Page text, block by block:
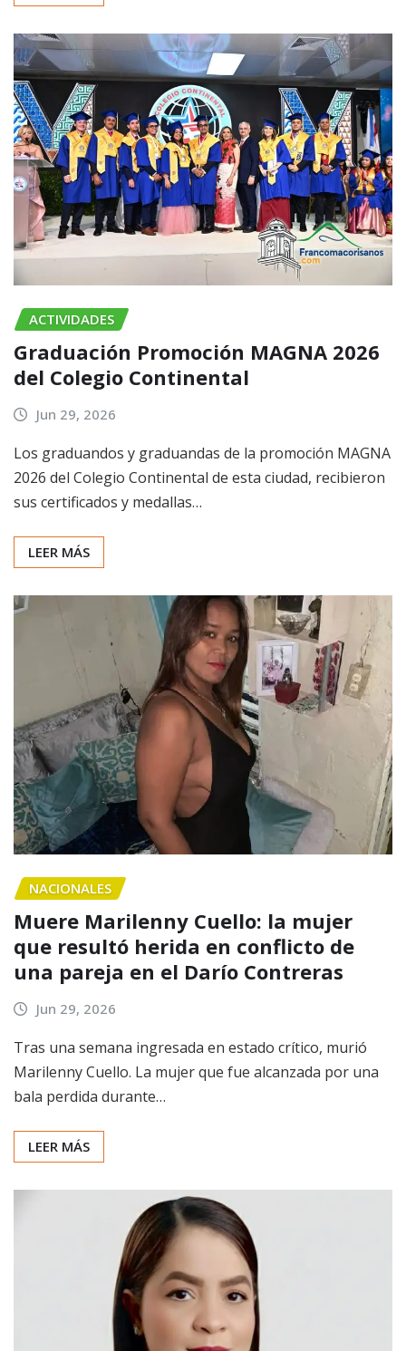
ACTIVIDADES
Graduación Promoción MAGNA 2026
del Colegio Continental
Jun 29, 2026
Los graduandos y graduandas de la promoción MAGNA
2026 del Colegio Continental de esta ciudad, recibieron
sus certificados y medallas…
LEER MÁS
NACIONALES
Muere Marilenny Cuello: la mujer
que resultó herida en conflicto de
una pareja en el Darío Contreras
Jun 29, 2026
Tras una semana ingresada en estado crítico, murió
Marilenny Cuello. La mujer que fue alcanzada por una
bala perdida durante…
LEER MÁS